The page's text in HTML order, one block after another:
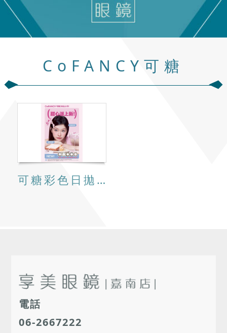
CoFANCY可糖
可糖彩色日拋10片裝
電話
06-2667222